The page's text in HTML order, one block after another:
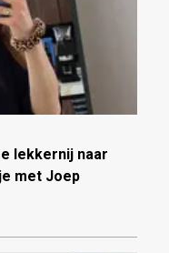
lekkernij naar
met Joep